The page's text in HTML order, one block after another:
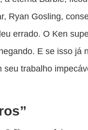
Ryan Gosling,
errado. O Ken
E se isso já
trabalho